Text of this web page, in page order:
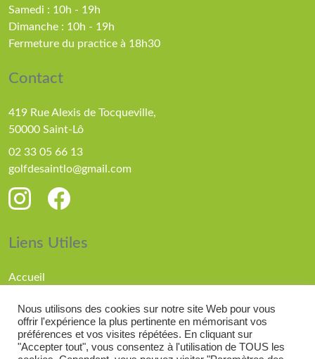
Samedi : 10h - 19h
Dimanche : 10h - 19h
Fermeture du practice à 18h30
Contact
419 Rue Alexis de Tocqueville,
50000 Saint-Lô
02 33 05 66 13
golfdesaintlo@gmail.com
Liens Utiles
Accueil
Compétitions
Actualités
Nous utilisons des cookies sur notre site Web pour vous
offrir l'expérience la plus pertinente en mémorisant vos
préférences et vos visites répétées. En cliquant sur
"Accepter tout", vous consentez à l'utilisation de TOUS les